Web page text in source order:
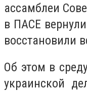
ассамблеи
в ПАСЕ
восстановили
Об этом в
украинской